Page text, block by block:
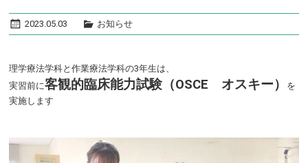
2023.05.03 お知らせ
理学療法学科と作業療法学科の3年生は、
実習前に客観的臨床能力試験（OSCE オスキー）
を
実施します